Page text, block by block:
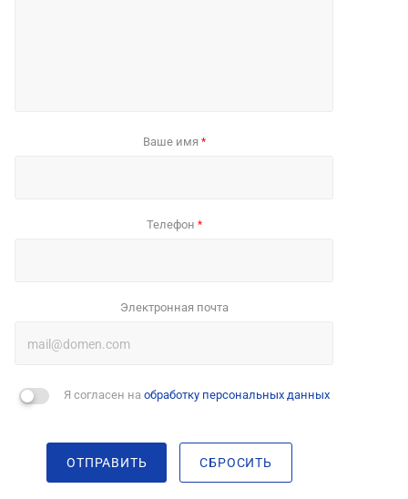
Ваше имя *
Телефон *
Электронная почта
Я согласен на обработку персональных данных
ОТПРАВИТЬ СБРОСИТЬ